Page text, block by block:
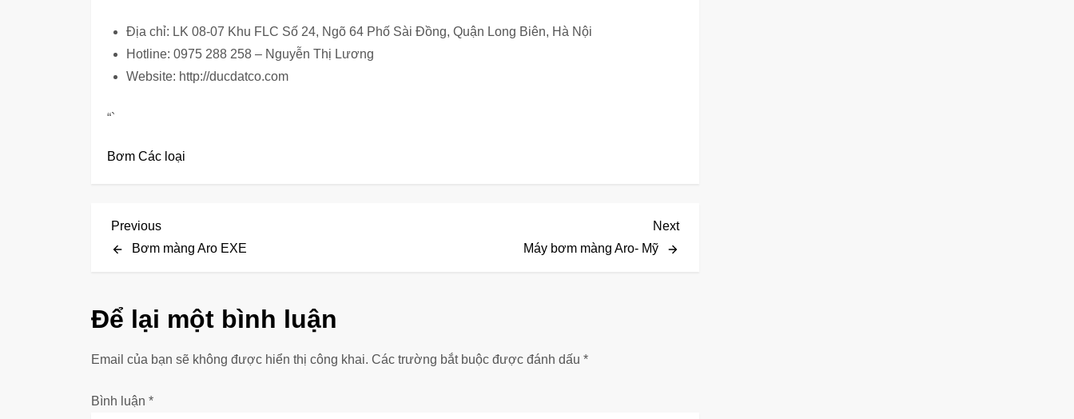
Địa chỉ: LK 08-07 Khu FLC Số 24, Ngõ 64 Phố Sài Đồng, Quận Long Biên, Hà Nội
Hotline: 0975 288 258 – Nguyễn Thị Lương
Website: http://ducdatco.com
“`
Bơm Các loại
Đ
ề
u
h
ư
Previous
Post
Previous
Bơm màng Aro EXE
Next
Next
Máy bơm màng Aro- Mỹ
Để lại một bình luận
Email của bạn sẽ không được hiển thị công khai. Các trường bắt buộc được đánh dấu *
Bình luận *